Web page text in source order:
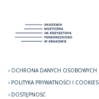
OCHRONA DANYCH OSOBOWYCH
POLITYKA PRYWATNOŚCI I COOKIES
DOSTĘPNOŚĆ